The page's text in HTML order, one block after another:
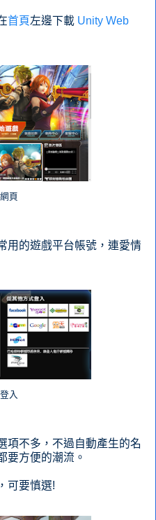
首頁左邊下載 Unity Web
頁
用的遊戲平台帳號，連愛情
入
項不多，不過自動產生的名
要方便的潮流。
可要慎選!